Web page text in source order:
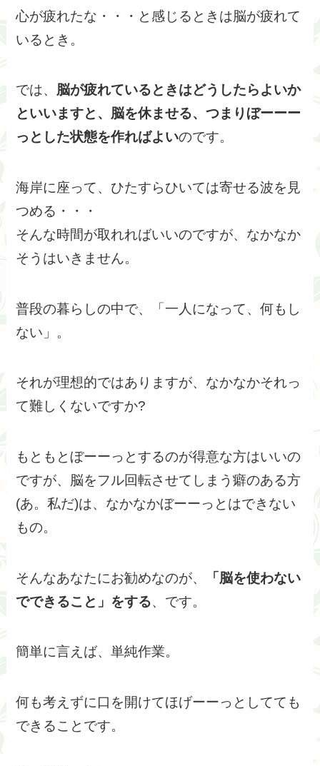
心が疲れたな・・・と感じるときは脳が疲れて
いるとき。
では、 脳が疲れているときはどうしたらよいか
といいますと、脳を休ませる、つまりぼーーー
っとした状態を作ればよいのです。
海岸に座って、ひたすらひいては寄せる波を見
つめる・・・
そんな時間が取れればいいのですが、なかなか
そうはいきません。
普段の暮らしの中で、「一人になって、何もし
ない」。
それが理想的ではありますが、なかなかそれっ
て難しくないですか?
もともとぼーーっとするのが得意な方はいいの
ですが、脳をフル回転させてしまう癖のある方
(あ。私だ)は、なかなかぼーーっとはできない
もの。
そんなあなたにお勧めなのが、
「脳を使わない
でできること」をする、です。
簡単に言えば、単純作業。
何も考えずに口を開けてほげーーっとしてても
できることです。